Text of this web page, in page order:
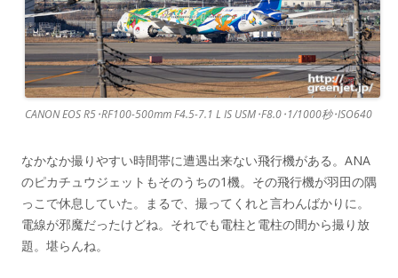
CANON EOS R5･RF100-500mm F4.5-7.1 L IS USM･F8.0･1/1000秒･ISO640
なかなか撮りやすい時間帯に遭遇出来ない飛行機がある。ANA
のピカチュウジェットもそのうちの1機。その飛行機が羽田の隅
っこで休息していた。まるで、撮ってくれと言わんばかりに。
電線が邪魔だったけどね。それでも電柱と電柱の間から撮り放
題。堪らんね。